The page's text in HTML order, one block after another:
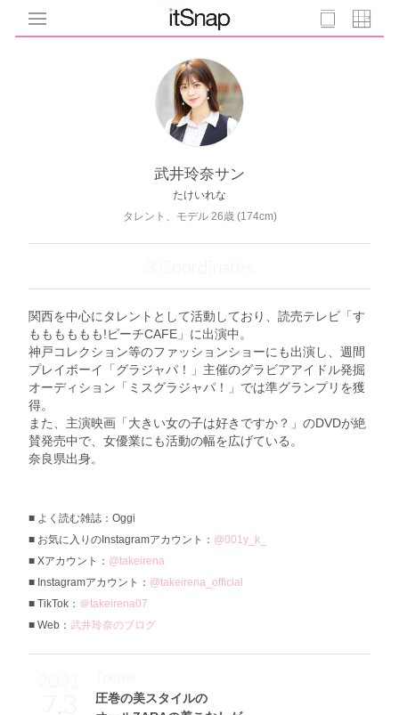
武井玲奈サン
たけいれな
タレント、モデル 26歳 (174cm)
3 Coordinates
関西を中心にタレントとして活動しており、読売テレビ「す
もももももも!ピーチCAFE」に出演中。
神戸コレクション等のファッションショーにも出演し、週間
プレイボーイ「グラジャパ！」主催のグラビアアイドル発掘
オーディション「ミスグラジャパ！」では準グランプリを獲
得。
また、主演映画「大きい女の子は好きですか？」のDVDが絶
賛発売中で、女優業にも活動の幅を広げている。
奈良県出身。
よく読む雑誌：Oggi
お気に入りのInstagramアカウント： @001y_k_
Xアカウント： @takeirena
Instagramアカウント： @takeirena_official
TikTok： ＠takeirena07
Web： 武井玲奈のブログ
7.3
圧巻の美スタイルの
Theme